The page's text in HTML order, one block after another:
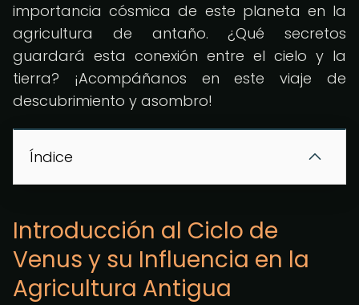
importancia cósmica de este planeta en la
agricultura de antaño. ¿Qué secretos
guardará esta conexión entre el cielo y la
tierra? ¡Acompáñanos en este viaje de
descubrimiento y asombro!
Índice
Introducción al Ciclo de
Venus y su Influencia en la
Agricultura Antigua